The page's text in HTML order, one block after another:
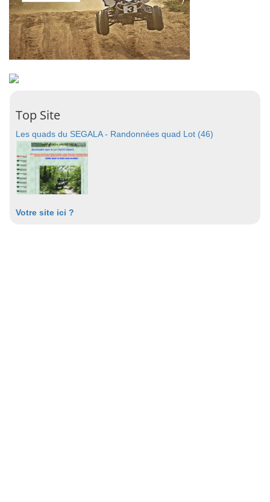
Top Site
Les quads du SEGALA - Randonnées quad Lot (46)
Votre site ici ?